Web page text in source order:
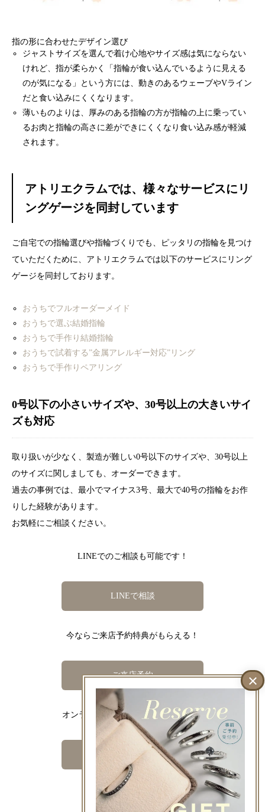
指の形に合わせたデザイン選び
ジャストサイズを選んで着け心地やサイズ感は気にならない
けれど、指が柔らかく「指輪が食い込んでいるように見える
のが気になる」という方には、動きのあるウェーブやVライン
だと食い込みにくくなります。
薄いものよりは、厚みのある指輪の方が指輪の上に乗ってい
るお肉と指輪の高さに差ができにくくなり食い込み感が軽減
されます。
アトリエクラムでは、様々なサービスにリ
ングゲージを同封しています
ご自宅での指輪選びや指輪づくりでも、ピッタリの指輪を見つけ
ていただくために、アトリエクラムでは以下のサービスにリング
ゲージを同封しております。
おうちでフルオーダーメイド
おうちで選ぶ結婚指輪
おうちで手作り結婚指輪
おうちで試着する”金属アレルギー対応”リング
おうちで手作りペアリング
0号以下の小さいサイズや、30号以上の大きいサイ
ズも対応
取り扱いが少なく、製造が難しい0号以下のサイズや、30号以上
のサイズに関しましても、オーダーできます。
過去の事例では、最小でマイナス3号、最大で40号の指輪をお作
りした経験があります。
お気軽にご相談ください。
LINEでのご相談も可能です！
LINEで相談
今ならご来店予約特典がもらえる！
ご来店予約
オンラインでの事前相談もお気軽に！
オンライン相談予約